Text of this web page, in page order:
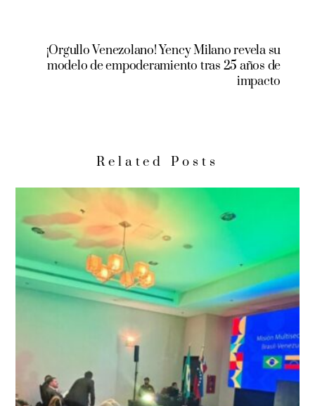
¡Orgullo Venezolano! Yency Milano revela su
modelo de empoderamiento tras 25 años de
impacto
Related Posts